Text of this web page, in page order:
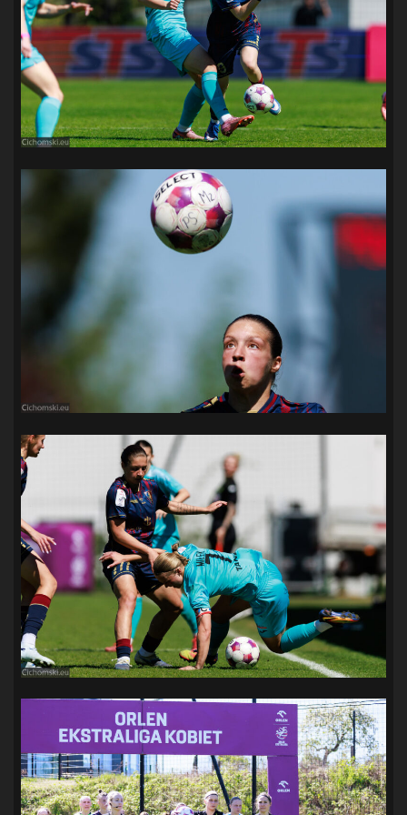
SANDRA SPA POGOŃ SZCZECIN(100) SIEDLECKA
SPARING(110) SPR POGOŃ SZCZECIN
SPÓJNIA STARGARD(35) STOCZNIA SZCZECIN(40)
SUPERLIGA KOBIET SUPERLIGA MĘŻCZYZN(92)
TAURON LIGA KOBIET (106) TENIS (26) TREFL SOPOT (26)
WYGRANA(43) ZAGŁĘBIE LUBIN(36) ŚLĄSK WROCŁAW(29)
STAT4U